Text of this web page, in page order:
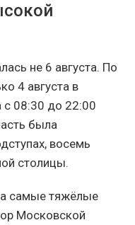
не 6 августа. По
4 августа в
с 08:30 до 22:00
была
восемь
столицы.
самые тяжёлые
Московской